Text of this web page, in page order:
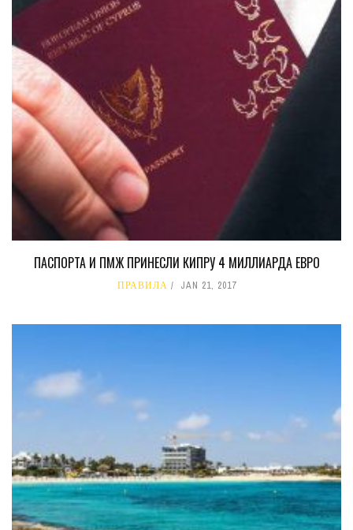
ПАСПОРТА И ПМЖ ПРИНЕСЛИ КИПРУ 4 МИЛЛИАРДА ЕВРО
ПРАВИЛА JAN 21, 2017